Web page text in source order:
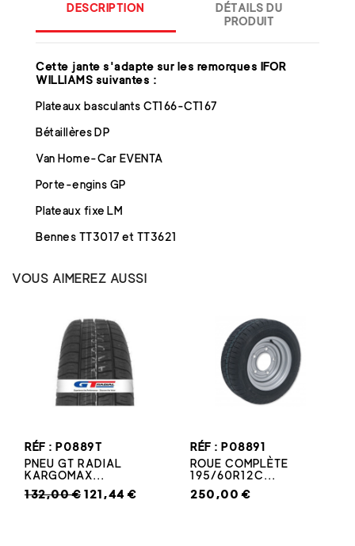
DESCRIPTION
DÉTAILS DU
PRODUIT
Cette jante s'adapte sur les remorques IFOR
WILLIAMS suivantes :
Plateaux basculants CT166-CT167
Bétaillères DP
Van Home-Car EVENTA
Porte-engins GP
Plateaux fixe LM
Bennes TT3017 et TT3621
VOUS AIMEREZ AUSSI
RÉF : P0889T
PNEU GT RADIAL
KARGOMAX...
132,00 € 121,44 €
RÉF : P08891
ROUE COMPLÈTE
195/60R12C...
250,00 €